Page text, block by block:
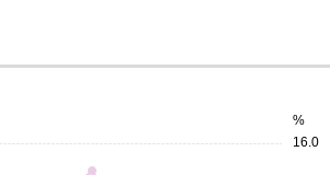
%
16.0